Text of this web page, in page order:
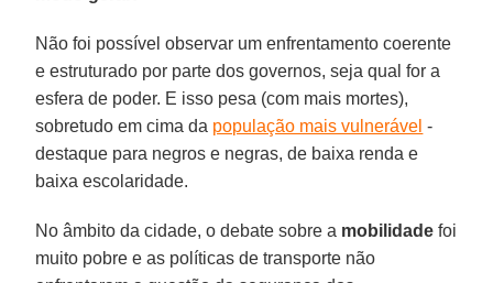
Não foi possível observar um enfrentamento coerente
e estruturado por parte dos governos, seja qual for a
esfera de poder. E isso pesa (com mais mortes),
sobretudo em cima da população mais vulnerável -
destaque para negros e negras, de baixa renda e
baixa escolaridade.
No âmbito da cidade, o debate sobre a mobilidade foi
muito pobre e as políticas de transporte não